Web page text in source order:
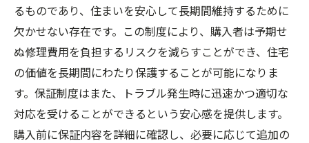
茨城県で推奨される保証制度の事例
新築住宅の安定性を確保するための保証制度の
選び方
安定性を保証するための基準とは
信頼できる保証制度の見分け方
保証制度選びのチェックポイント
るものであり、住まいを安心して長期間維持するために
欠かせない存在です。この制度により、購入者は予期せ
ぬ修理費用を負担するリスクを減らすことができ、住宅
の価値を長期間にわたり保護することが可能になりま
す。保証制度はまた、トラブル発生時に迅速かつ適切な
対応を受けることができるという安心感を提供します。
購入前に保証内容を詳細に確認し、必要に応じて追加の